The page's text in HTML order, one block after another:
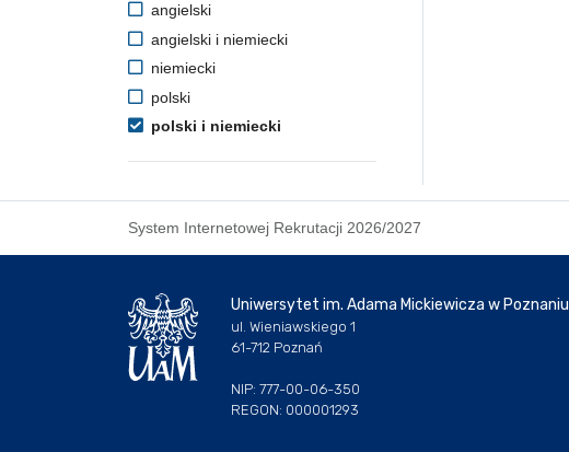
angielski
angielski i niemiecki
niemiecki
polski
polski i niemiecki
System Internetowej Rekrutacji 2026/2027
Uniwersytet im. Adama Mickiewicza w Poznaniu
ul. Wieniawskiego 1
61-712 Poznań
NIP: 777-00-06-350
REGON: 000001293